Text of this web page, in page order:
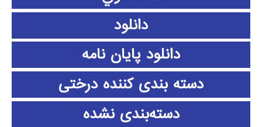
دانلود
دانلود پايان نامه
دسته بندی کننده درختی
دسته‌بندی نشده